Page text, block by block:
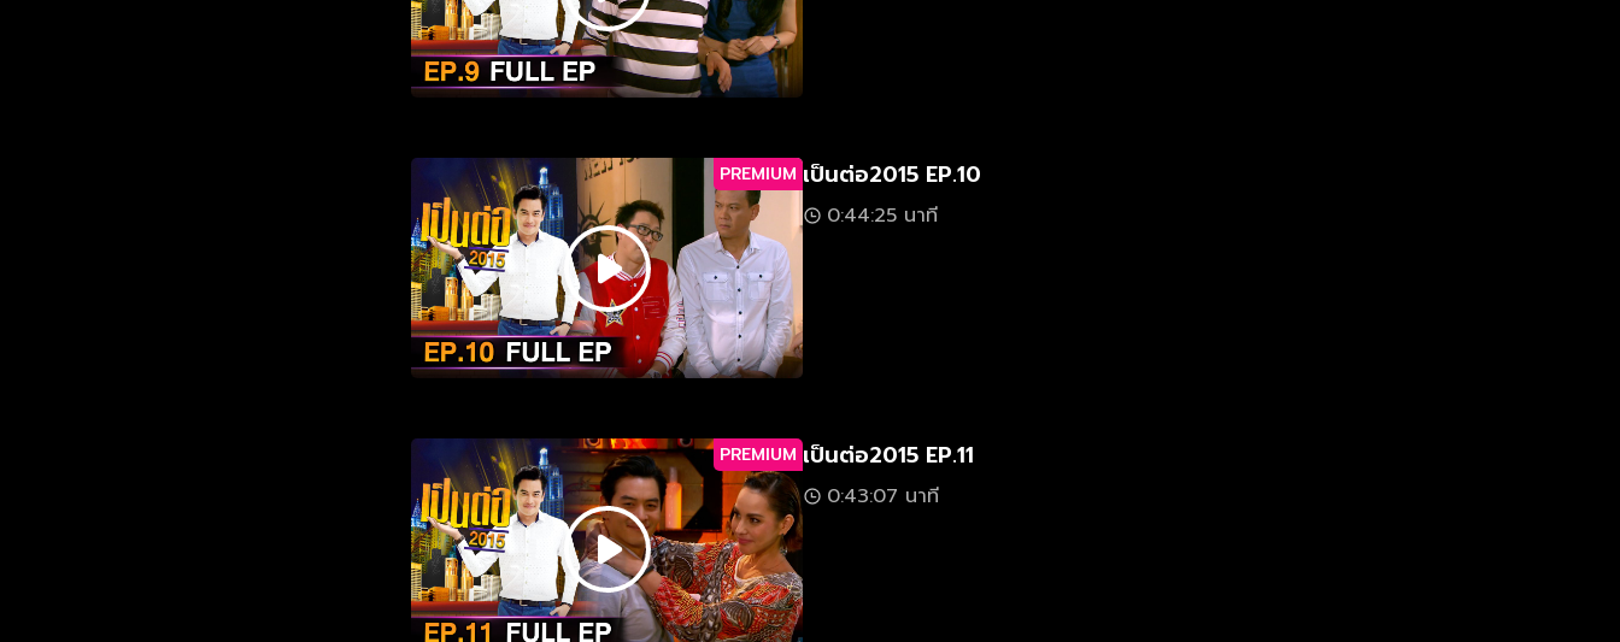
PREMIUM เป็นต่อ2015 EP.10
0:44:25 นาที
PREMIUM เป็นต่อ2015 EP.11
0:43:07 นาที